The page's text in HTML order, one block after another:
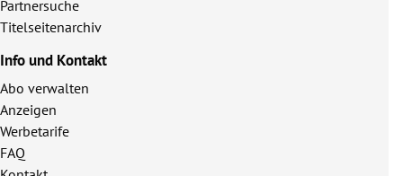
Partnersuche
Titelseitenarchiv
Info und Kontakt
Abo verwalten
Anzeigen
Werbetarife
FAQ